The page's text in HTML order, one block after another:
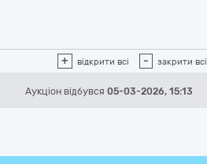
+ відкрити всі - закрити всі
Аукціон відбувся 05-03-2026, 15:13